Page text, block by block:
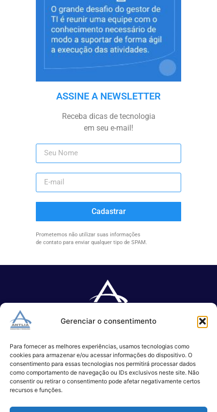
Gerenciar o consentimento
Para fornecer as melhores experiências, usamos tecnologias como
cookies para armazenar e/ou acessar informações do dispositivo. O
consentimento para essas tecnologias nos permitirá processar dados
como comportamento de navegação ou IDs exclusivos neste site. Não
consentir ou retirar o consentimento pode afetar negativamente certos
recursos e funções.
ASSINE A NEWSLETTER
Receba dicas de tecnologia
em seu e-mail!
Cadastrar
Prometemos não utilizar suas informações
de contato para enviar qualquer tipo de SPAM.
TI.
(11) 3017-0999